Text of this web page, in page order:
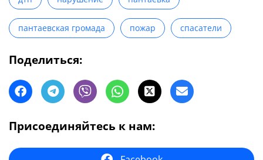
пантаевская громада пожар спасатели
Поделиться:
Присоединяйтесь к нам: